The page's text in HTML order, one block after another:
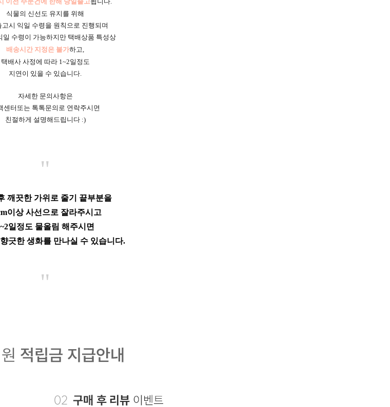
식물의 신선도 유지를 위해
고시 익일 수령을 원칙으로 진행되며
일 수령이 가능하지만 택배상품 특성상
배송시간 지정은 불가하고,
택배사 사정에 따라 1~2일정도
지연이 있을 수 있습니다.
자세한 문의사항은
센터또는 톡톡문의로 연락주시면
친절하게 설명해드립니다 :)
"
깨끗한 가위로 줄기 끝부분을
이상 사선으로 잘라주시고
일정도 물올림 해주시면
긋한 생화를 만나실 수 있습니다.
"